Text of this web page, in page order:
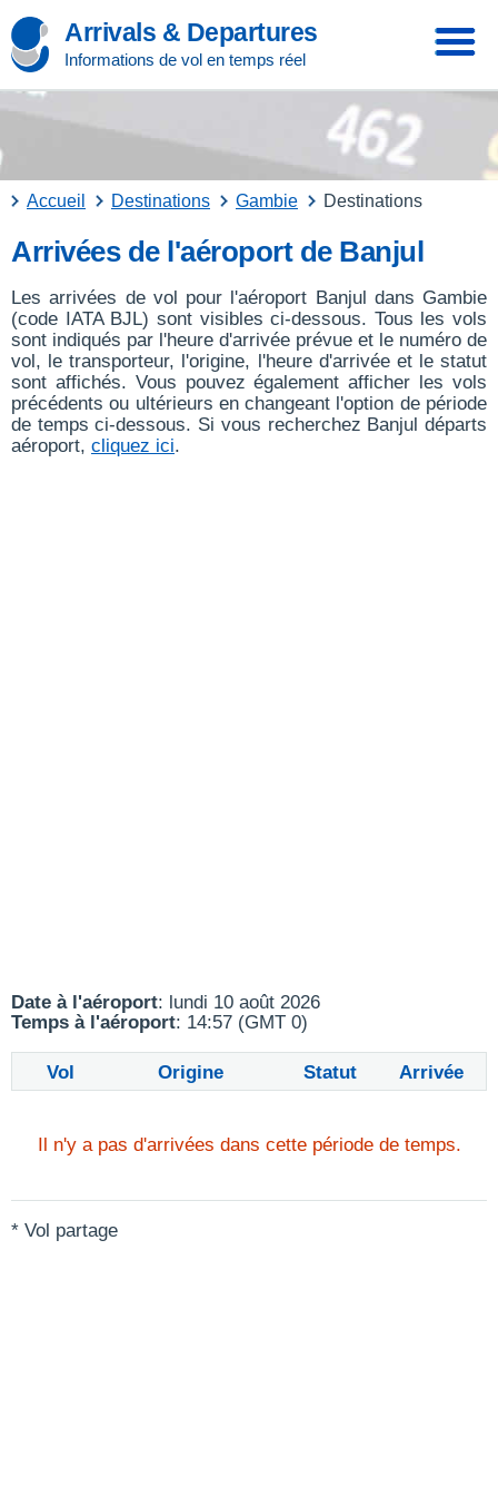
Arrivals & Departures
Informations de vol en temps réel
Accueil Destinations Gambie Destinations
Arrivées de l'aéroport de Banjul
Les arrivées de vol pour l'aéroport Banjul dans Gambie
(code IATA BJL) sont visibles ci-dessous. Tous les vols
sont indiqués par l'heure d'arrivée prévue et le numéro de
vol, le transporteur, l'origine, l'heure d'arrivée et le statut
sont affichés. Vous pouvez également afficher les vols
précédents ou ultérieurs en changeant l'option de période
de temps ci-dessous. Si vous recherchez Banjul départs
aéroport, cliquez ici.
Date à l'aéroport: lundi 10 août 2026
Temps à l'aéroport: 14:57 (GMT 0)
Vol Origine Statut Arrivée
Il n'y a pas d'arrivées dans cette période de temps.
* Vol partage